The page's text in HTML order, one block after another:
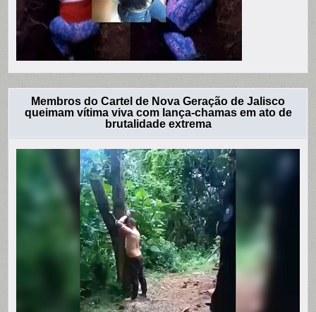
Membros do Cartel de Nova Geração de Jalisco
queimam vítima viva com lança-chamas em ato de
brutalidade extrema